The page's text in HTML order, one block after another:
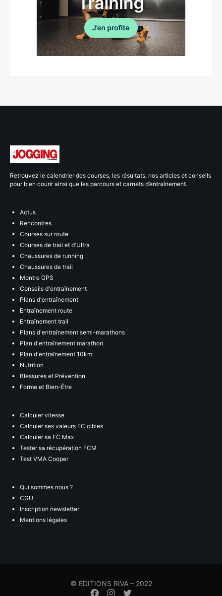
Retrouvez le calendrier des courses, les résultats, nos articles et conseils
pour bien courir ainsi que les parcours et carnets d’entraînement.
Actus
Rencontres
Courses sur route
Courses de trail et d'Ultra
Chaussures de running
Chaussures de trail
Montre GPS
Conseils d'entraînement
Plans d'entraînement
Entraînement route
Entraînement trail
Plans d'entraînement semi-marathons
Plan d'entraînement marathon
Plan d'entraînement 10km
Nutrition
Blessures et Prévention
Forme et Bien-Être
Calculer vitesse
Calculer ses valeurs FC cibles
Calculer sa FC Max
Tester sa récupération FCM
Test VMA Cooper
Qui sommes nous ?
CGU
Inscription newsletter
Mentions légales
© EDITIONS RIVA – 2022
Élément